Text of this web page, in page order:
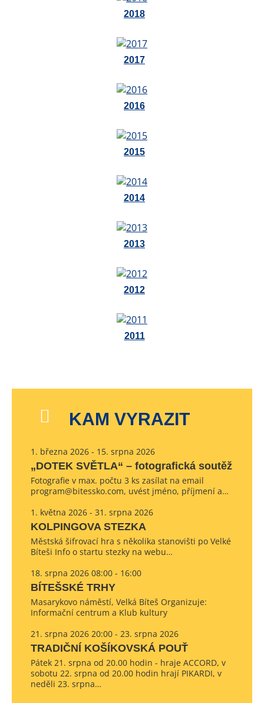
2018
2017
2016
2015
2014
2013
2012
2011
KAM VYRAZIT
1. března 2026 - 15. srpna 2026
„DOTEK SVĚTLA“ – fotografická soutěž
Fotografie v max. počtu 3 ks zasílat na email
program@bitessko.com, uvést jméno, příjmení a…
1. května 2026 - 31. srpna 2026
KOLPINGOVA STEZKA
Městská šifrovací hra s několika stanovišti po Velké
Bíteši Info o startu stezky na webu…
18. srpna 2026 08:00 - 16:00
BÍTEŠSKÉ TRHY
Masarykovo náměstí, Velká Bíteš Organizuje:
Informační centrum a Klub kultury
21. srpna 2026 20:00 - 23. srpna 2026
TRADIČNÍ KOŠÍKOVSKÁ POUŤ
Pátek 21. srpna od 20.00 hodin - hraje ACCORD, v
sobotu 22. srpna od 20.00 hodin hrají PIKARDI, v
neděli 23. srpna…